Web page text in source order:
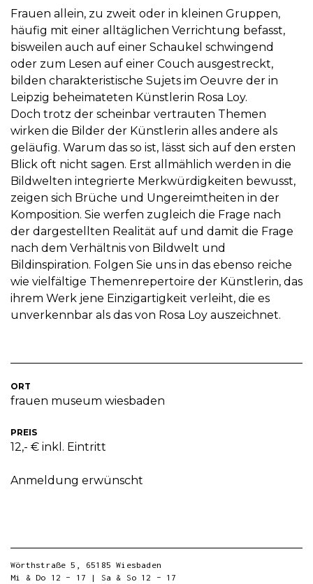
Frauen allein, zu zweit oder in kleinen Gruppen,
häufig mit einer alltäglichen Verrichtung befasst,
bisweilen auch auf einer Schaukel schwingend
oder zum Lesen auf einer Couch ausgestreckt,
bilden charakteristische Sujets im Oeuvre der in
Leipzig beheimateten Künstlerin Rosa Loy.
Doch trotz der scheinbar vertrauten Themen
wirken die Bilder der Künstlerin alles andere als
geläufig. Warum das so ist, lässt sich auf den ersten
Blick oft nicht sagen. Erst allmählich werden in die
Bildwelten integrierte Merkwürdigkeiten bewusst,
zeigen sich Brüche und Ungereimtheiten in der
Komposition. Sie werfen zugleich die Frage nach
der dargestellten Realität auf und damit die Frage
nach dem Verhältnis von Bildwelt und
Bildinspiration. Folgen Sie uns in das ebenso reiche
wie vielfältige Themenrepertoire der Künstlerin, das
ihrem Werk jene Einzigartigkeit verleiht, die es
unverkennbar als das von Rosa Loy auszeichnet.
ORT
frauen museum wiesbaden
PREIS
12,- € inkl. Eintritt
Anmeldung erwünscht
Wörthstraße 5, 65185 Wiesbaden
Mi & Do 12 – 17 | Sa & So 12 – 17